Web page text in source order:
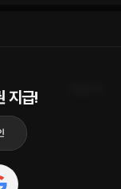
지급!